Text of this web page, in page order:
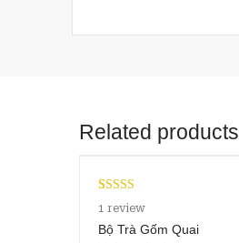
Related products
Rated5.00
out of 5
11 review
Bộ Trà Gốm Quai